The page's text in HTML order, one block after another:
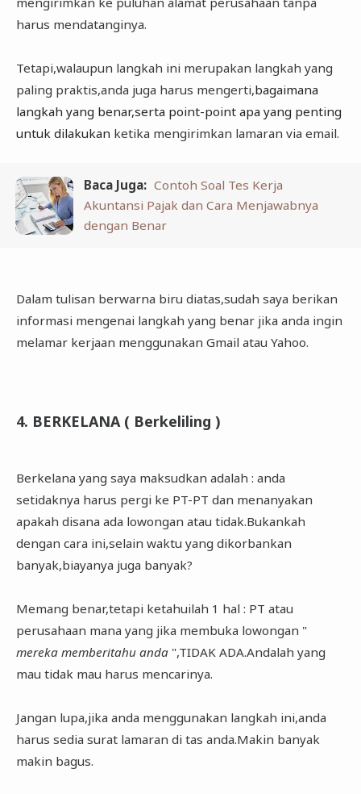
harus mendatanginya.
Tetapi,walaupun langkah ini merupakan langkah yang
paling praktis,anda juga harus mengerti,bagaimana
langkah yang benar,serta point-point apa yang penting
untuk dilakukan ketika mengirimkan lamaran via email.
Baca Juga: Contoh Soal Tes Kerja
Akuntansi Pajak dan Cara Menjawabnya
dengan Benar
Dalam tulisan berwarna biru diatas,sudah saya berikan
informasi mengenai langkah yang benar jika anda ingin
melamar kerjaan menggunakan Gmail atau Yahoo.
4. BERKELANA ( Berkeliling )
Berkelana yang saya maksudkan adalah : anda
setidaknya harus pergi ke PT-PT dan menanyakan
apakah disana ada lowongan atau tidak.Bukankah
dengan cara ini,selain waktu yang dikorbankan
banyak,biayanya juga banyak?
Memang benar,tetapi ketahuilah 1 hal : PT atau
perusahaan mana yang jika membuka lowongan "
mereka memberitahu anda",TIDAK ADA.Andalah yang
mau tidak mau harus mencarinya.
Jangan lupa,jika anda menggunakan langkah ini,anda
harus sedia surat lamaran di tas anda.Makin banyak
makin bagus.